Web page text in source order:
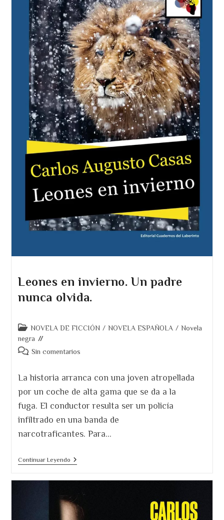
Leones en invierno. Un padre
nunca olvida.
Categoría
de
la
NOVELA DE FICCIÓN / NOVELA ESPAÑOLA / Novela
negra
Comentarios
entrada:
Sin comentarios
La historia arranca con una joven atropellada
por un coche de alta gama que se da a la
fuga. El conductor resulta ser un policía
infiltrado en una banda de
narcotraficantes. Para…
Continuar LeyendoLeones
Nunca
Olvida.